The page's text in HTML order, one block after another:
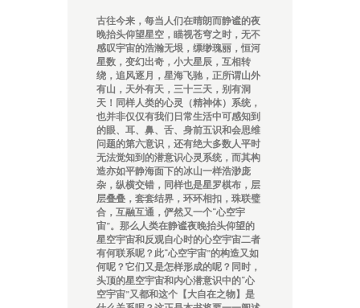
古往今来，每当人们在晴朗而静谧的夜
晚抬头仰望星空，瞄视苍穹之时，无不
感叹宇宙的浩瀚无垠，缥缈瑰丽，恒河
星数，变幻出奇，小大星辰，互相转
绕，追风逐月，星海飞驰，正所谓山外
有山，天外有天，三十三天，别有洞
天！同样人类的心灵（精神体）系统，
也并非仅仅有我们日常生活中可感知到
的眼、耳、鼻、舌、身前五识和会思维
问题的第六意识，还有绝大多数人平时
无法觉知到的潜意识心灵系统，而其构
造亦如平静海面下的冰山一样浩渺庞
杂，纵横交错，同样也是星罗棋布，层
层叠叠，套套结界，环环相扣，珠联璧
合，互融互通，俨然又一个“心空宇
宙”。那么人类在静谧夜晚抬头仰望的
星空宇宙和反观自心时的心空宇宙二者
有何联系呢？此“心空宇宙”的构造又如
何呢？它们又是怎样形成的呢？同时，
头顶的星空宇宙和内心潜意识中的“心
空宇宙”又都和这个【大自在之物】是